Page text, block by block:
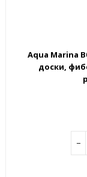
Aqua Marina
доски,
−